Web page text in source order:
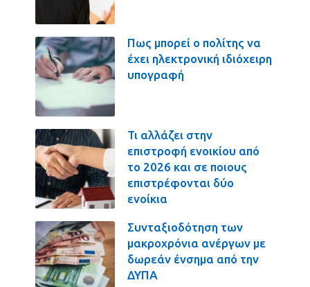
Πως μπορεί ο πολίτης να
έχει ηλεκτρονική ιδιόχειρη
υπογραφή
Τι αλλάζει στην
επιστροφή ενοικίου από
το 2026 και σε ποιους
επιστρέφονται δύο
ενοίκια
Συνταξιοδότηση των
μακροχρόνια ανέργων με
δωρεάν ένσημα από την
ΔΥΠΑ